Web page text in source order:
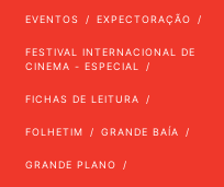
EVENTOS EXPECTORAÇÃO
FESTIVAL INTERNACIONAL DE
CINEMA - ESPECIAL
FICHAS DE LEITURA
FOLHETIM GRANDE BAÍA
GRANDE PLANO